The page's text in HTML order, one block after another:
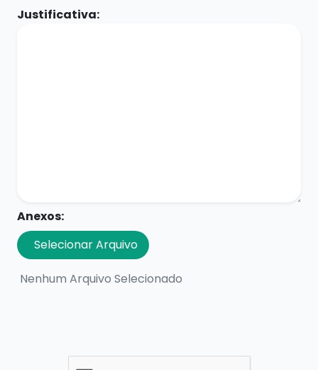
Justificativa:
Anexos:
Selecionar Arquivo
Nenhum Arquivo Selecionado